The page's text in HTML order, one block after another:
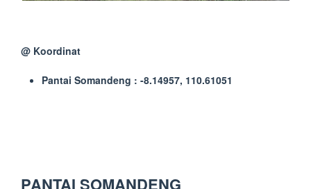
@ Koordinat
Pantai Somandeng : -8.14957, 110.61051
PANTAI SOMANDENG